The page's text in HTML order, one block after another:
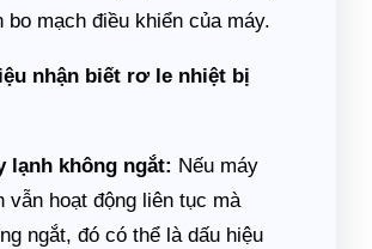
bo mạch điều khiển của máy.
nhận biết rơ le nhiệt bị
lạnh không ngắt: Nếu máy
vẫn hoạt động liên tục mà
ngắt, đó có thể là dấu hiệu